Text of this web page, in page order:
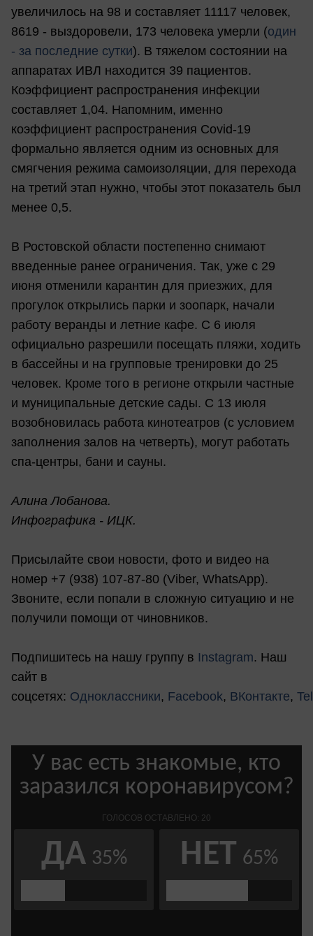
увеличилось на 98 и составляет 11117 человек,
8619 - выздоровели, 173 человека умерли (один
- за последние сутки). В тяжелом состоянии на
аппаратах ИВЛ находится 39 пациентов.
Коэффициент распространения инфекции
составляет 1,04. Напомним, именно
коэффициент распространения Covid-19
формально является одним из основных для
смягчения режима самоизоляции, для перехода
на третий этап нужно, чтобы этот показатель был
менее 0,5.
В Ростовской области постепенно снимают
введенные ранее ограничения. Так, уже с 29
июня отменили карантин для приезжих, для
прогулок открылись парки и зоопарк, начали
работу веранды и летние кафе. С 6 июля
официально разрешили посещать пляжи, ходить
в бассейны и на групповые тренировки до 25
человек. Кроме того в регионе открыли частные
и муниципальные детские сады. С 13 июля
возобновилась работа кинотеатров (с условием
заполнения залов на четверть), могут работать
спа-центры, бани и сауны.
Алина Лобанова.
Инфографика - ИЦК.
Присылайте свои новости, фото и видео на
номер +7 (938) 107-87-80 (Viber, WhatsApp).
Звоните, если попали в сложную ситуацию и не
получили помощи от чиновников.
Подпишитесь на нашу группу в Instagram. Наш
сайт в
соцсетях: Одноклассники, Facebook, ВКонтакте,